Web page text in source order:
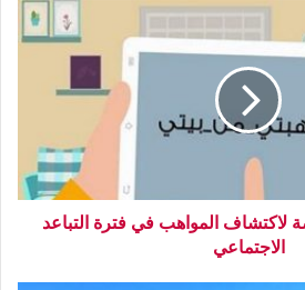
لاكتشاف المواهب في فترة التباعد
الاجتماعي